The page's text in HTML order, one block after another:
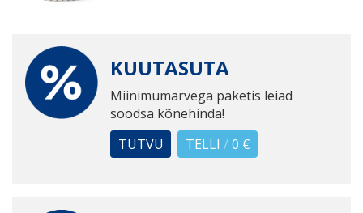
KUUTASUTA
Miinimumarvega paketis leiad
soodsa kõnehinda!
TUTVU
TELLI /0 €